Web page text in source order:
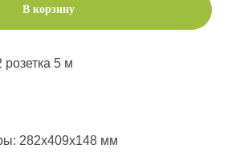
В корзину
5 м
282х409х148 мм